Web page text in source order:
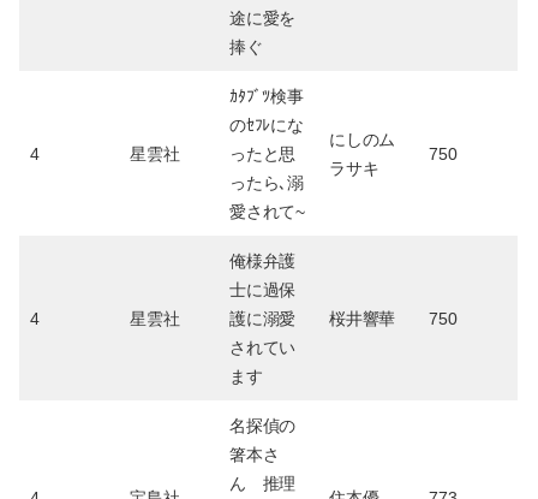
途に愛を
捧ぐ
4 星雲社
ｶﾀﾌﾞﾂ検事
のｾﾌﾚにな
ったと思
ったら､溺
愛されて~
にしのム
ラサキ
750
4 星雲社
俺様弁護
士に過保
護に溺愛
されてい
ます
桜井響華 750
名探偵の
箸本さ
ん 推理